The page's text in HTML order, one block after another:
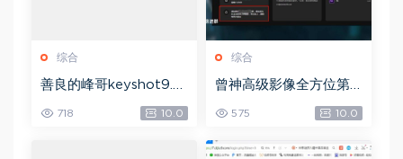
综合
善良的峰哥keyshot9.0
6G)
718 10.0
综合
曾神高级影像全方位第
G)
575 10.0